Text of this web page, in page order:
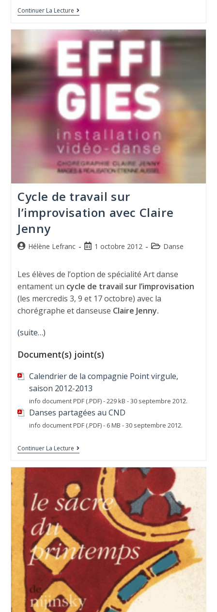
Continuer La Lecture
Cycle de travail sur
l’improvisation avec Claire
Jenny
Hélène Lefranc 1 octobre 2012 Danse
Les élèves de l’option de spécialité Art danse
entament un cycle de travail sur l’improvisation
(les mercredis 3, 9 et 17 octobre) avec la
chorégraphe et danseuse Claire Jenny.
(suite…)
Document(s) joint(s)
Calendrier de la compagnie Point virgule,
saison 2012-2013
info document PDF (.PDF) - 229 kB - 30 septembre 2012.
Danses partagées au CND
info document PDF (.PDF) - 6 MB - 30 septembre 2012.
Continuer La Lecture